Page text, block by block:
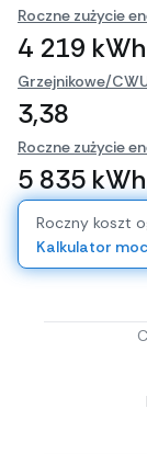
Roczne zużycie
4 219 kWh
Grzejnikowe/
3,38
Roczne zużycie
5 835 kWh
Roczny koszt
Kalkulator